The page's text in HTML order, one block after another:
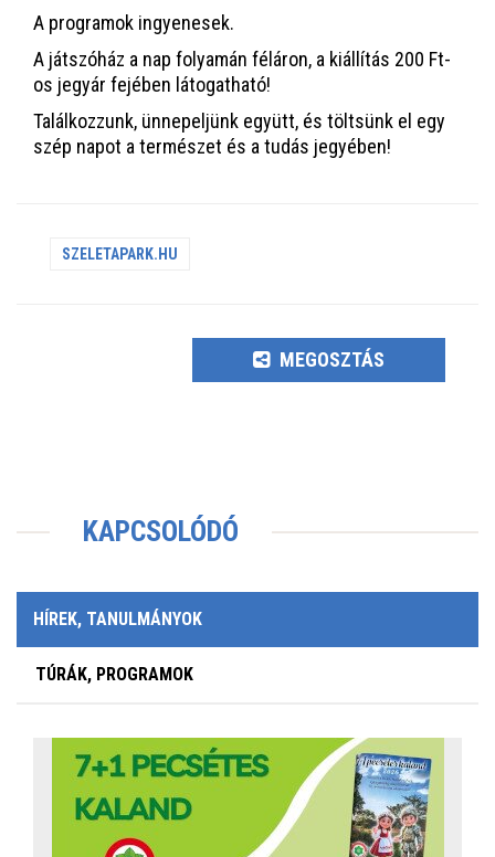
A programok ingyenesek.
A játszóház a nap folyamán féláron, a kiállítás 200 Ft-
os jegyár fejében látogatható!
Találkozzunk, ünnepeljünk együtt, és töltsünk el egy
szép napot a természet és a tudás jegyében!
SZELETAPARK.HU
MEGOSZTÁS
KAPCSOLÓDÓ
HÍREK, TANULMÁNYOK
TÚRÁK, PROGRAMOK